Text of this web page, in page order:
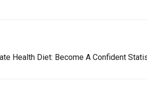
Health Diet: Become A Confident